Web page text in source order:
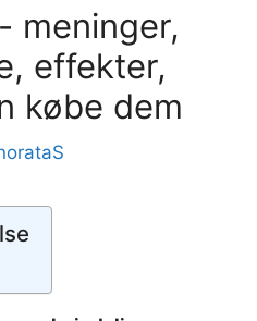
meninger,
effekter,
købe dem